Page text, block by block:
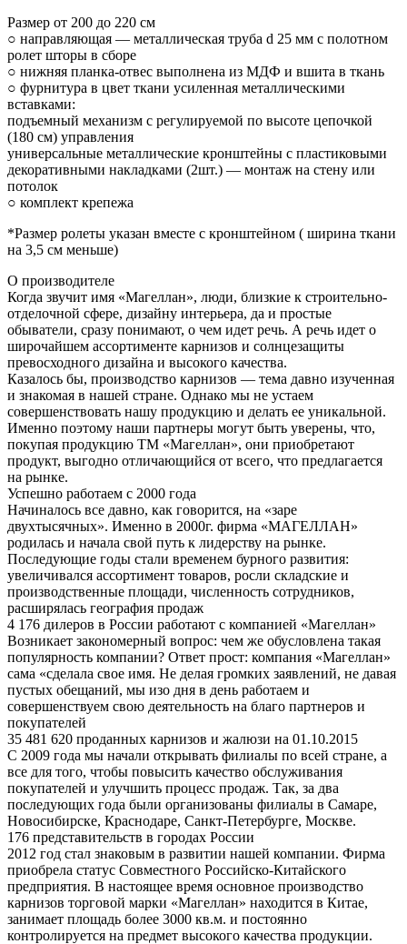
Размер от 200 до 220 см
○ направляющая — металлическая труба d 25 мм с полотном
ролет шторы в сборе
○ нижняя планка-отвес выполнена из МДФ и вшита в ткань
○ фурнитура в цвет ткани усиленная металлическими
вставками:
подъемный механизм с регулируемой по высоте цепочкой
(180 см) управления
универсальные металлические кронштейны с пластиковыми
декоративными накладками (2шт.) — монтаж на стену или
потолок
○ комплект крепежа
*Размер ролеты указан вместе с кронштейном ( ширина ткани
на 3,5 см меньше)
О производителе
Когда звучит имя «Магеллан», люди, близкие к строительно-
отделочной сфере, дизайну интерьера, да и простые
обыватели, сразу понимают, о чем идет речь. А речь идет о
широчайшем ассортименте карнизов и солнцезащиты
превосходного дизайна и высокого качества.
Казалось бы, производство карнизов — тема давно изученная
и знакомая в нашей стране. Однако мы не устаем
совершенствовать нашу продукцию и делать ее уникальной.
Именно поэтому наши партнеры могут быть уверены, что,
покупая продукцию ТМ «Магеллан», они приобретают
продукт, выгодно отличающийся от всего, что предлагается
на рынке.
Успешно работаем с 2000 года
Начиналось все давно, как говорится, на «заре
двухтысячных». Именно в 2000г. фирма «МАГЕЛЛАН»
родилась и начала свой путь к лидерству на рынке.
Последующие годы стали временем бурного развития:
увеличивался ассортимент товаров, росли складские и
производственные площади, численность сотрудников,
расширялась география продаж
4 176 дилеров в России работают с компанией «Магеллан»
Возникает закономерный вопрос: чем же обусловлена такая
популярность компании? Ответ прост: компания «Магеллан»
сама «сделала свое имя. Не делая громких заявлений, не давая
пустых обещаний, мы изо дня в день работаем и
совершенствуем свою деятельность на благо партнеров и
покупателей
35 481 620 проданных карнизов и жалюзи на 01.10.2015
С 2009 года мы начали открывать филиалы по всей стране, а
все для того, чтобы повысить качество обслуживания
покупателей и улучшить процесс продаж. Так, за два
последующих года были организованы филиалы в Самаре,
Новосибирске, Краснодаре, Санкт-Петербурге, Москве.
176 представительств в городах России
2012 год стал знаковым в развитии нашей компании. Фирма
приобрела статус Совместного Российско-Китайского
предприятия. В настоящее время основное производство
карнизов торговой марки «Магеллан» находится в Китае,
занимает площадь более 3000 кв.м. и постоянно
контролируется на предмет высокого качества продукции.